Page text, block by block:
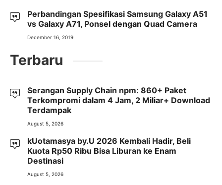
Perbandingan Spesifikasi Samsung Galaxy A51
vs Galaxy A71, Ponsel dengan Quad Camera
December 16, 2019
Terbaru
Serangan Supply Chain npm: 860+ Paket
Terkompromi dalam 4 Jam, 2 Miliar+ Download
Terdampak
August 5, 2026
kUotamasya by.U 2026 Kembali Hadir, Beli
Kuota Rp50 Ribu Bisa Liburan ke Enam
Destinasi
August 5, 2026